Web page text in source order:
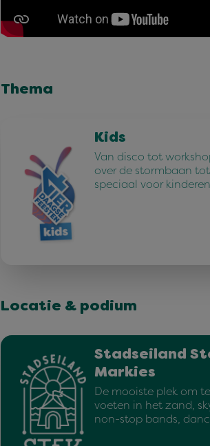
Thema
Kids
Van disco tot
over de stormbaan
speciaal voor
Locatie & podium
Stadseiland
Markies
De mooiste plek om
voeten in het zand,
non-stop bands,